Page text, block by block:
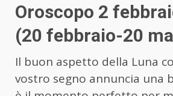
Oroscopo 2
(20 febbraio-20
Il buon aspetto della Luna
vostro segno annuncia una